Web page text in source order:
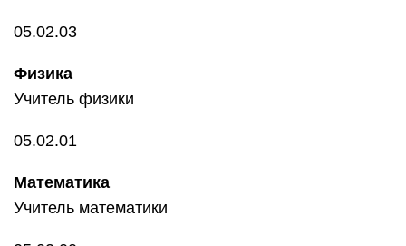
05.02.03
Физика
Учитель физики
05.02.01
Математика
Учитель математики